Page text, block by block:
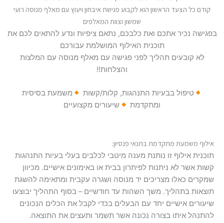
קודם כל הצעד הראשון הוא לקבוע פגישת איבחון ויעוץ עם מאלף מנוסה רועי
שמשון וצוות המאלפים
בפגישה נכיר אתכם ואת כלבכם, נתאם ציפיות ונדע להתאים לכם את
תוכנית האילוף המושלמת עבורכם
לא קובעים תהליך לפני פגישה עם מאלף מנוסה עם המלצות
והצלחות!!
טיפול בבעיות התנהגות, קלות/קשות
משמעת בסיסית
ומתקדמת
שיעורים מקצועיים
אילוף משמעת מתקדמת בתנאי פנסיון:
תוכנית אילוף זו נותנת מענה מיטבי לכלבים בעלי בעיות התנהגות
קשות אשר לא ניתנות לפיתרון בבית או באימונים אישיים. מכיוון
שמקרים כאלו מצריכים יד מנוסה ושגרה עקבית ומתאימה להשגת
תוצאות בתהליך. משך השהות עד חודשיים – בסוף התהליך יבוצעו
שיעורים אישיים יחד עם הבעלים בכדי לקבל את הכלים הנכונים
להתנהל איתו בצורה נכונה אשר תשמר ותעצים את התוצאה.